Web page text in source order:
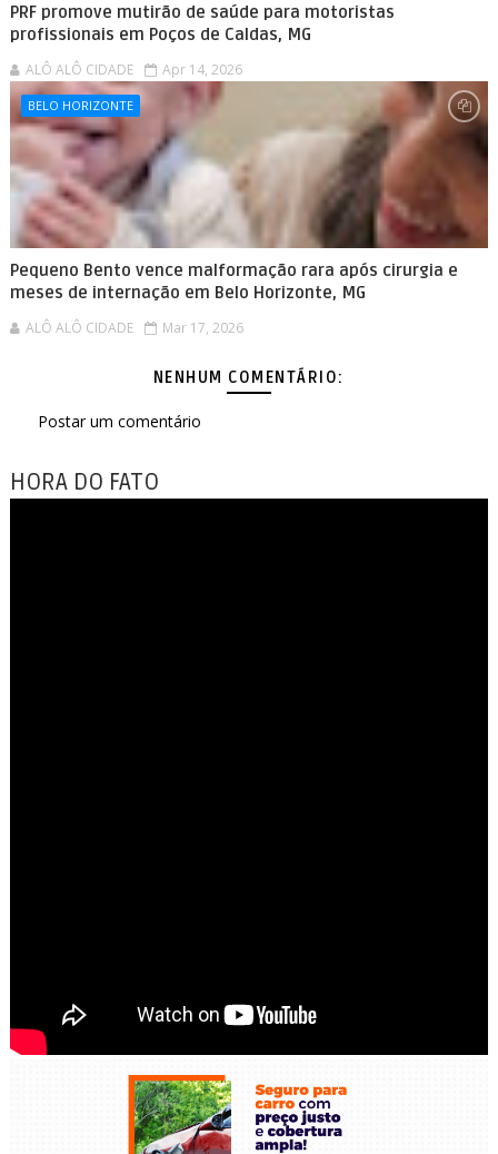
PRF promove mutirão de saúde para motoristas
profissionais em Poços de Caldas, MG
ALÔ ALÔ CIDADE Apr 14, 2026
BELO HORIZONTE
Pequeno Bento vence malformação rara após cirurgia e
meses de internação em Belo Horizonte, MG
ALÔ ALÔ CIDADE Mar 17, 2026
NENHUM COMENTÁRIO:
Postar um comentário
HORA DO FATO